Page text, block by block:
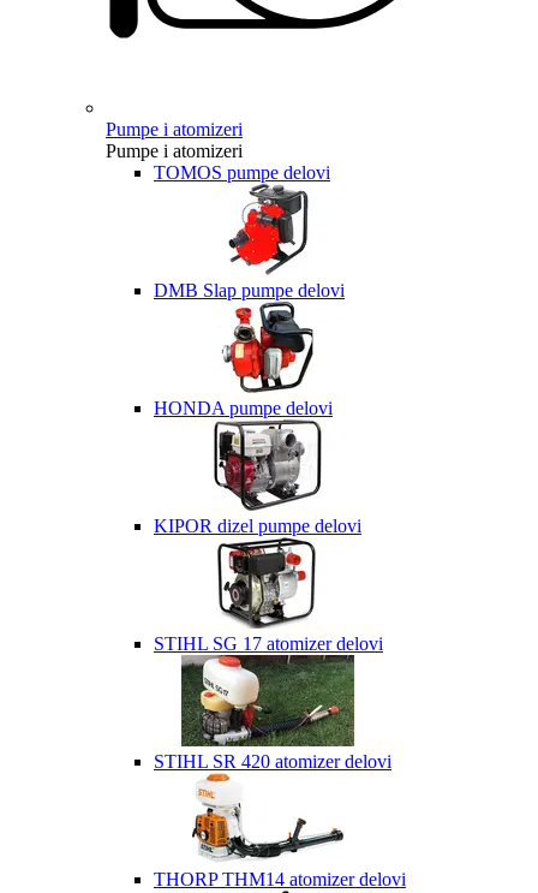
Pumpe i atomizeri
Pumpe i atomizeri
TOMOS pumpe delovi
DMB Slap pumpe delovi
HONDA pumpe delovi
KIPOR dizel pumpe delovi
STIHL SG 17 atomizer delovi
STIHL SR 420 atomizer delovi
THORP THM14 atomizer delovi